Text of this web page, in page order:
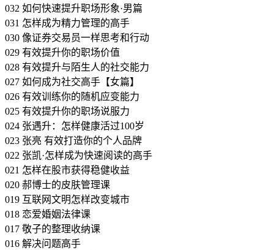
032 如何快速提升职场形象·男篇
031 怎样成为精力管理的高手
030 像证券交易员一样思考和行动
029 有效提升你的职场价值
028 有效提升与陌生人的社交能力
027 如何成为社交高手【女篇】
026 有效训练你的随机应变能力
025 有效提升你的职场说服力
024 张遇升：怎样健康活过100岁
023 张亮 有效打造你的个人品牌
022 张凯·怎样成为快速阅读的高手
021 怎样在股市获得稳健收益
020 郝博士的皮肤管理课
019 互联网文明怎样改变城市
018 恋爱婚姻法律课
017 敬子的整理收纳课
016 解决问题高手